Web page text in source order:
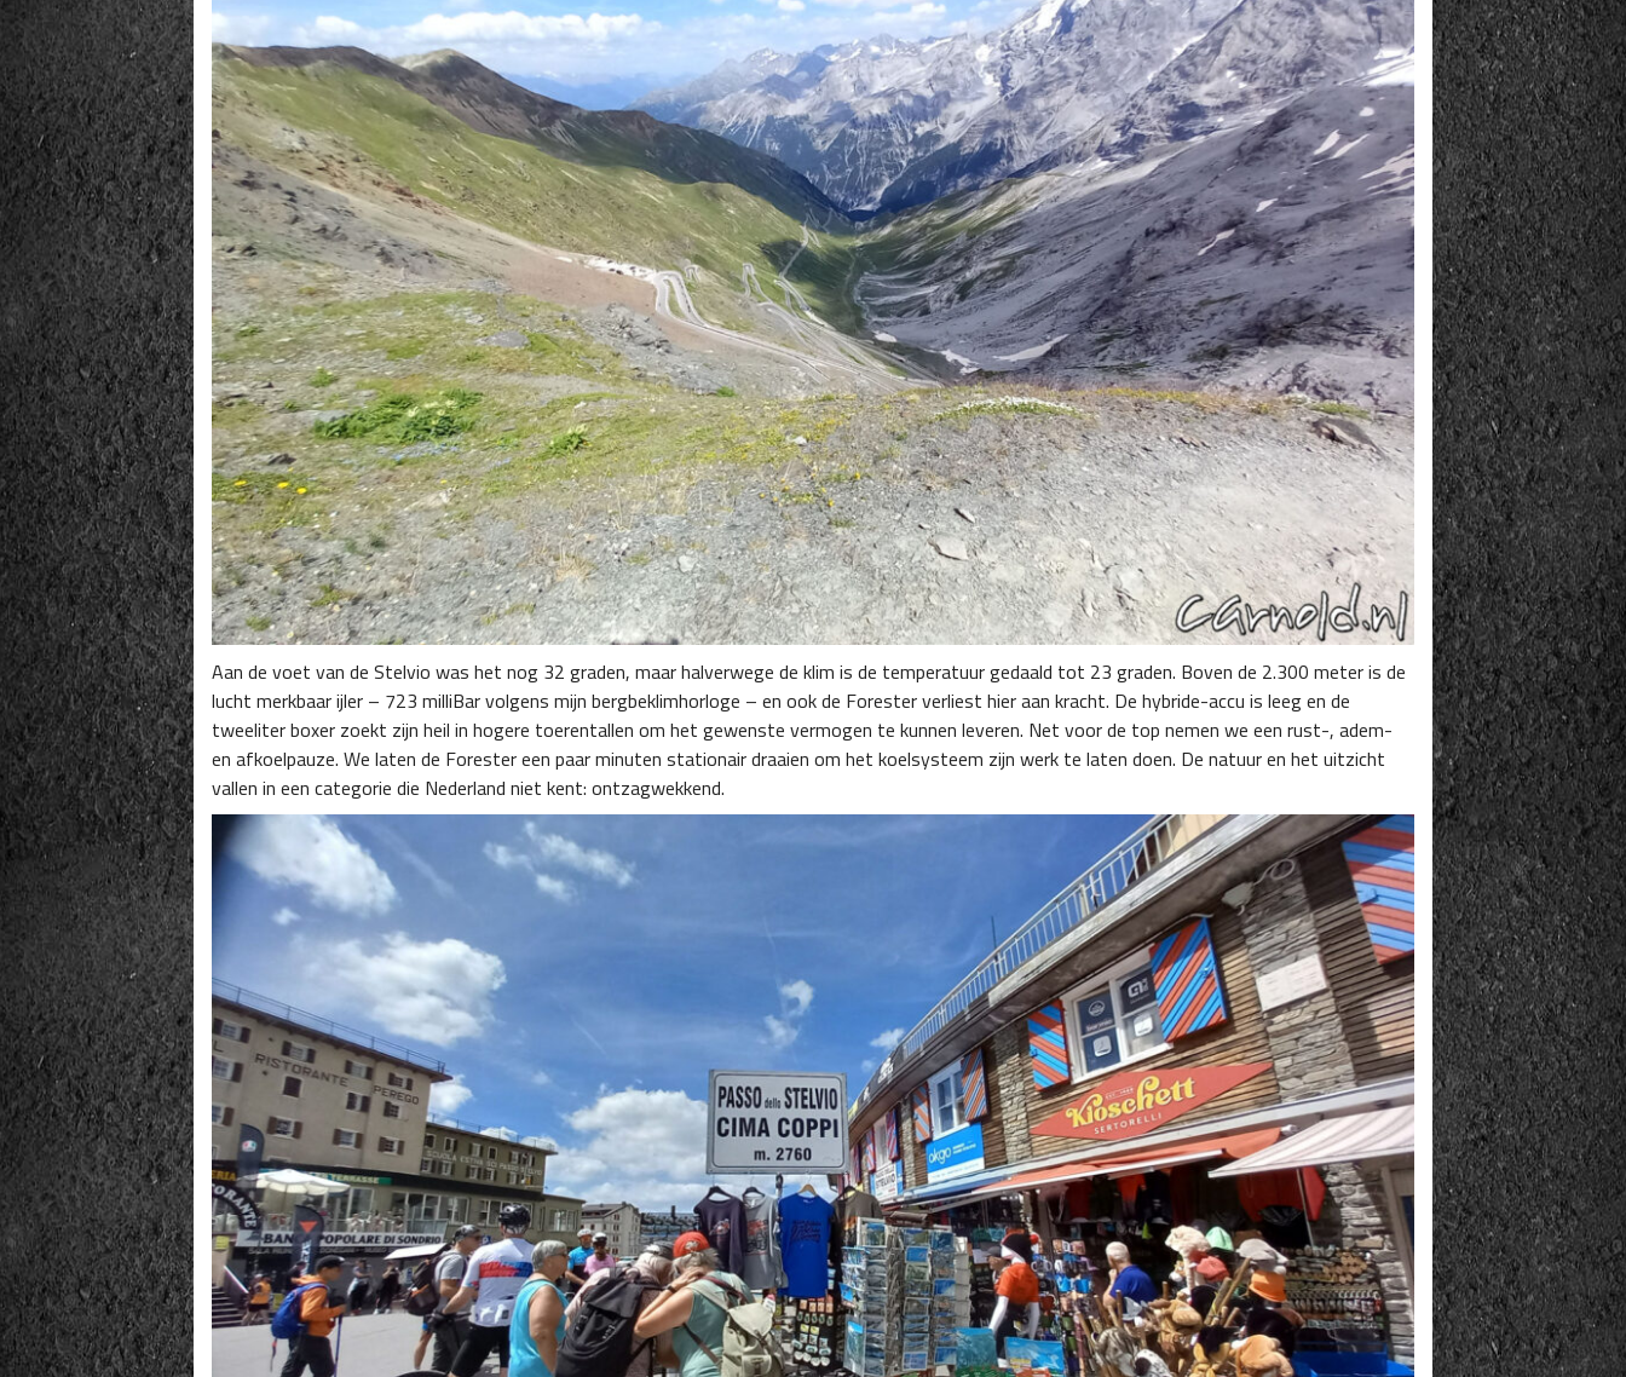
Aan de voet van de Stelvio was het nog 32 graden, maar halverwege de klim is de temperatuur gedaald tot 23 graden. Boven de 2.300 meter is de
lucht merkbaar ijler – 723 milliBar volgens mijn bergbeklimhorloge – en ook de Forester verliest hier aan kracht. De hybride-accu is leeg en de
tweeliter boxer zoekt zijn heil in hogere toerentallen om het gewenste vermogen te kunnen leveren. Net voor de top nemen we een rust-, adem-
en afkoelpauze. We laten de Forester een paar minuten stationair draaien om het koelsysteem zijn werk te laten doen. De natuur en het uitzicht
vallen in een categorie die Nederland niet kent: ontzagwekkend.